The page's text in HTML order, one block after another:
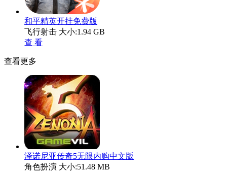
和平精英开挂免费版
飞行射击 大小:1.94 GB
查 看
查看更多
泽诺尼亚传奇5无限内购中文版
角色扮演 大小:51.48 MB